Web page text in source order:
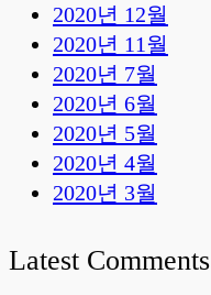
2020년 12월
2020년 11월
2020년 7월
2020년 6월
2020년 5월
2020년 4월
2020년 3월
Latest Comments